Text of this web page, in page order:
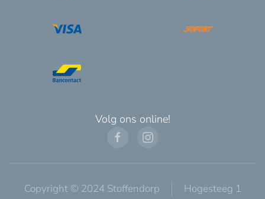
Volg ons online!
Copyright © 2024 Stoffendorp Hogesteeg 1